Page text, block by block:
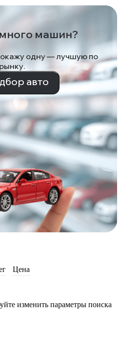
машин?
одну — лучшую по
рынку.
авто
Цена
изменить параметры поиска